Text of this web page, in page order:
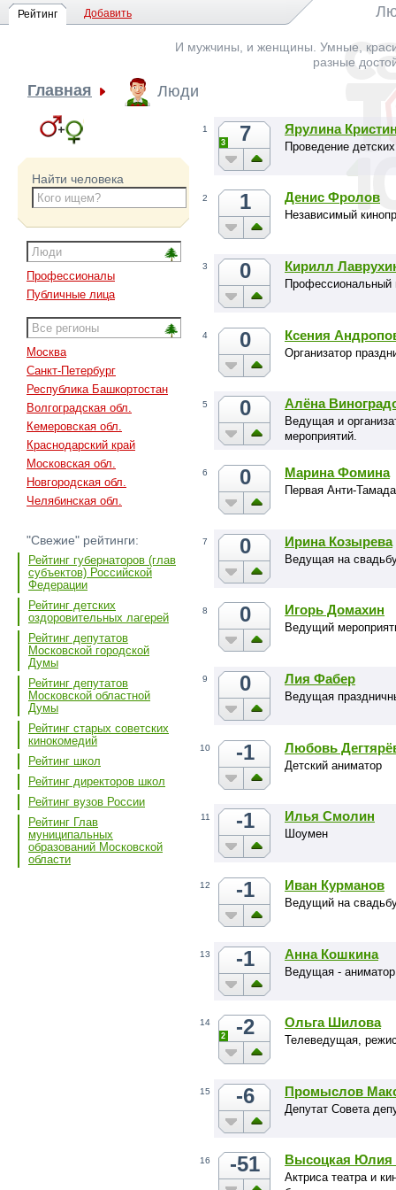
Рейтинг Добавить
И мужчины, и женщины. Умные,
разные
Главная Люди
Найти человека
Профессионалы
Публичные лица
Москва
Санкт-Петербург
Республика Башкортостан
Волгоградская обл.
Кемеровская обл.
Краснодарский край
Московская обл.
Новгородская обл.
Челябинская обл.
"Свежие" рейтинги:
Рейтинг губернаторов (глав
субъектов) Российской
Федерации
Рейтинг детских
оздоровительных лагерей
Рейтинг депутатов
Московской городской
Думы
Рейтинг депутатов
Московской областной
Думы
Рейтинг старых советских
кинокомедий
Рейтинг школ
Рейтинг директоров школ
Рейтинг вузов России
Рейтинг Глав
муниципальных
образований Московской
области
1 7
3
Ярулина
Проведение
2 1 Денис Фролов
Независимый
3 0 Кирилл
Профессиональный
4 0 Ксения
Организатор
5 0 Алёна
Ведущая и
мероприятий.
6 0 Марина Фомина
Первая Анти-
7 0 Ирина Козырева
Ведущая на
8 0 Игорь Домахин
Ведущий
9 0 Лия Фабер
Ведущая
10 -1 Любовь
Детский аниматор
11 -1 Илья Смолин
Шоумен
12 -1 Иван Курманов
Ведущий на
13 -1 Анна Кошкина
Ведущая -
14 -2
2
Ольга Шилова
Телеведущая,
15 -6 Промыслов
Депутат Совета
16 -51 Высоцкая Юлия
Актриса театра и